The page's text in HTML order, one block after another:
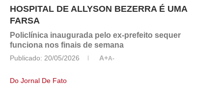
HOSPITAL DE ALLYSON BEZERRA É UMA
FARSA
Policlínica inaugurada pelo ex-prefeito sequer
funciona nos finais de semana
Publicado: 20/05/2026 A+A-
Do Jornal De Fato